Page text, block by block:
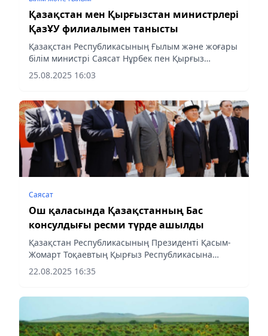
Қазақстан мен Қырғызстан министрлері
ҚазҰУ филиалымен танысты
Қазақстан Республикасының Ғылым және жоғары
білім министрі Саясат Нұрбек пен Қырғыз
Республикасының Ғылым, жоғары білім және
инновациялар министрі Бактияр Орозов Әл-
25.08.2025 16:03
Саясат
Ош қаласында Қазақстанның Бас
консулдығы ресми түрде ашылды
Қазақстан Республикасының Президенті Қасым-
Жомарт Тоқаевтың Қырғыз Республикасына
ресми сапары қарсаңында Ош қаласында
Қазақстан Бас консулдығының ашылу рәсімі өтті.
22.08.2025 16:35